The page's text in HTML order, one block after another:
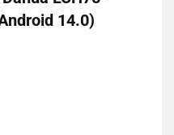
14.0)